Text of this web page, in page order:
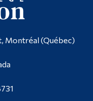
Montréal (Québec)